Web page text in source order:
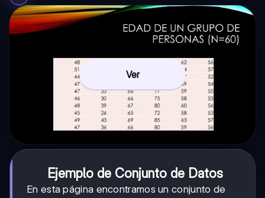
Ver
Ejemplo de Conjunto de Datos
En esta página encontramos un conjunto de